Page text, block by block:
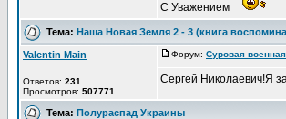
С Уважением
Тема: Наша Новая Земля 2 - 3 (книга
Valentin Main
Ответов: 231
Просмотров: 507771
Форум: Суровая
Сергей Николаевич!Я
Тема: Полураспад Украины